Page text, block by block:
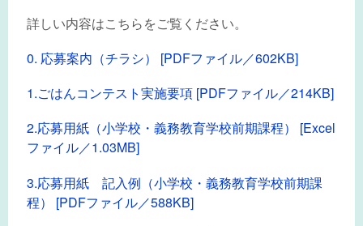
詳しい内容はこちらをご覧ください。
0. 応募案内（チラシ） [PDFファイル／602KB]
1.ごはんコンテスト実施要項 [PDFファイル／214KB]
2.応募用紙（小学校・義務教育学校前期課程） [Excel
ファイル／1.03MB]
3.応募用紙 記入例（小学校・義務教育学校前期課
程） [PDFファイル／588KB]